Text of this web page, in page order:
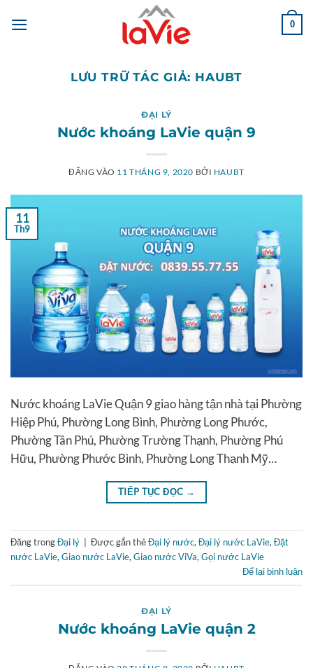
qua
0
LƯU TRỮ TÁC GIẢ: HAUBT
ĐẠI LÝ
Nước khoáng LaVie quận 9
ĐĂNG VÀO 11 THÁNG 9, 2020 BỞI HAUBT
11
Th9
Nước khoáng LaVie Quận 9 giao hàng tận nhà tại Phường
Hiệp Phú, Phường Long Bình, Phường Long Phước,
Phường Tân Phú, Phường Trường Thạnh, Phường Phú
Hữu, Phường Phước Bình, Phường Long Thạnh Mỹ…
TIẾP TỤC ĐỌC →
Đăng trongĐại lý Được gắn thẻĐại lý nước,Đại lý nước LaVie,Đặt
nước LaVie,Giao nước LaVie,Giao nước ViVa,Gọi nước LaVie
Để lại bình luận
ĐẠI LÝ
Nước khoáng LaVie quận 2